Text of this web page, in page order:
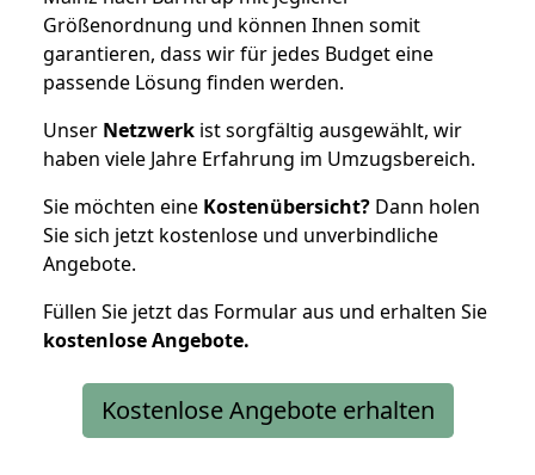
Größenordnung und können Ihnen somit
garantieren, dass wir für jedes Budget eine
passende Lösung finden werden.
Unser Netzwerk ist sorgfältig ausgewählt, wir
haben viele Jahre Erfahrung im Umzugsbereich.
Sie möchten eine Kostenübersicht? Dann holen
Sie sich jetzt kostenlose und unverbindliche
Angebote.
Füllen Sie jetzt das Formular aus und erhalten Sie
kostenloseAngebote.
Kostenlose Angebote erhalten